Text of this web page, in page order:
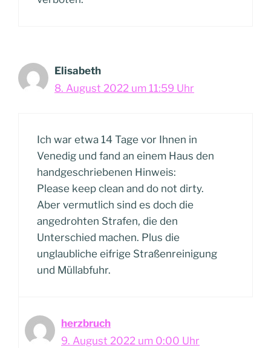
Elisabeth
8. August 2022 um 11:59 Uhr
Ich war etwa 14 Tage vor Ihnen in
Venedig und fand an einem Haus den
handgeschriebenen Hinweis:
Please keep clean and do not dirty.
Aber vermutlich sind es doch die
angedrohten Strafen, die den
Unterschied machen. Plus die
unglaubliche eifrige Straßenreinigung
und Müllabfuhr.
herzbruch
9. August 2022 um 0:00 Uhr